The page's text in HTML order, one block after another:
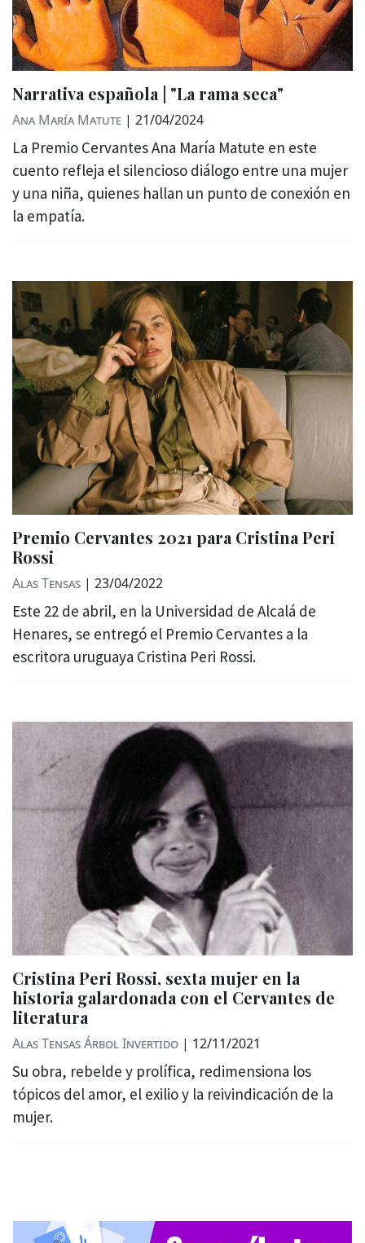
Narrativa española | "La rama seca"
Ana María Matute | 21/04/2024
La Premio Cervantes Ana María Matute en este
cuento refleja el silencioso diálogo entre una mujer
y una niña, quienes hallan un punto de conexión en
la empatía.
Premio Cervantes 2021 para Cristina Peri
Rossi
Alas Tensas | 23/04/2022
Este 22 de abril, en la Universidad de Alcalá de
Henares, se entregó el Premio Cervantes a la
escritora uruguaya Cristina Peri Rossi.
Cristina Peri Rossi, sexta mujer en la
historia galardonada con el Cervantes de
literatura
Alas TensasÁrbol Invertido | 12/11/2021
Su obra, rebelde y prolífica, redimensiona los
tópicos del amor, el exilio y la reivindicación de la
mujer.